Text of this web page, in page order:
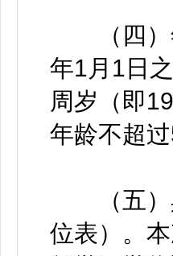
（四）年
年1月1日
周岁（即
年龄不超
（五）具
位表）。